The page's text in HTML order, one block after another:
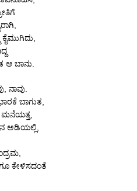
ಆ ಬಾನು.
ಬಾಗುತ,
ಅಡಿಯಲ್ಲಿ,
ಕೇಳಿಸದಂತೆ